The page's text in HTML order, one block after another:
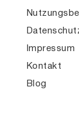
Impressum
Kontakt
Blog